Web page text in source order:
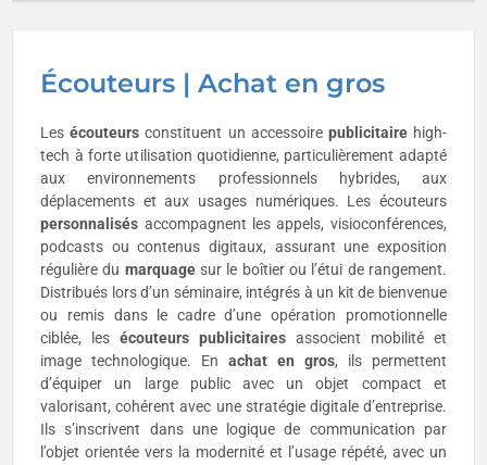
Écouteurs | Achat en gros
Lesécouteurs constituent un accessoire publicitairehigh-
tech à forte utilisation quotidienne, particulièrement adapté
aux environnements professionnels hybrides, aux
déplacements et aux usages numériques. Les écouteurs
personnalisés accompagnent les appels, visioconférences,
podcasts ou contenus digitaux, assurant une exposition
régulière du marquagesur le boîtier ou l’étui de rangement.
Distribués lors d’un séminaire, intégrés à un kit de bienvenue
ou remis dans le cadre d’une opération promotionnelle
ciblée, lesécouteurs publicitaires associent mobilité et
image technologique. Enachat en gros, ils permettent
d’équiper un large public avec un objet compact et
valorisant, cohérent avec une stratégie digitale d’entreprise.
Ils s’inscrivent dans une logique de communication par
l’objet orientée vers la modernité et l’usage répété, avec un